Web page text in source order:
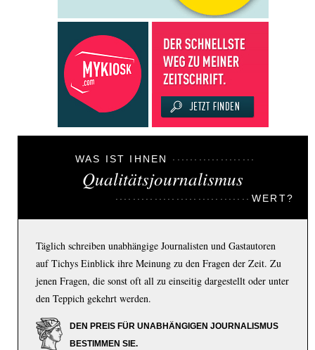
WAS IST IHNEN
Qualitätsjournalismus
WERT?
Täglich schreiben unabhängige Journalisten und Gastautoren
auf Tichys Einblick ihre Meinung zu den Fragen der Zeit. Zu
jenen Fragen, die sonst oft all zu einseitig dargestellt oder unter
den Teppich gekehrt werden.
DEN PREIS FÜR UNABHÄNGIGEN JOURNALISMUS
BESTIMMEN SIE.